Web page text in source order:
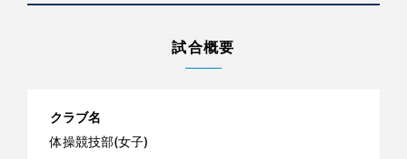
試合概要
クラブ名
体操競技部(女子)